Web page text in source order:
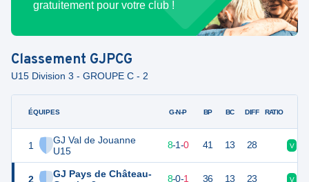
gratuitement pour votre club !
Classement GJPCG
U15 Division 3 - GROUPE C - 2
ÉQUIPES
1
GJ Val de Jouanne
U15
2
GJ Pays de Château-
G-N-P BP BC DIFF RATIO
25 8-1-0 41 13 28 V
24 9 8-0-1 36 13 23 V